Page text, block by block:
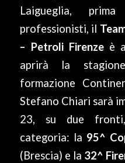
Laigueglia,
professionisti, il
– Petroli Firenzeè
aprirà la
formazione
Stefano Chiari sarà
23, su due
categoria: la 95^
(Brescia) e la 32^